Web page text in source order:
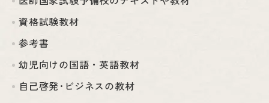
資格試験教材
参考書
幼児向けの国語・英語教材
自己啓発･ビジネスの教材